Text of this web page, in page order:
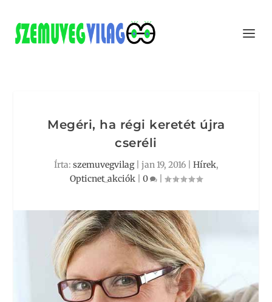
Megéri, ha régi keretét újra
cseréli
Írta: szemuvegvilag| jan 19, 2016| Hírek,
Opticnet_akciók
0